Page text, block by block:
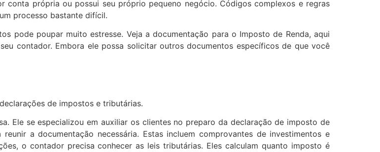
conta própria ou possui seu próprio pequeno negócio. Códigos complexos e regras
processo bastante difícil.
pode poupar muito estresse. Veja a documentação para o Imposto de Renda, aqui
contador. Embora ele possa solicitar outros documentos específicos de que você
de impostos e tributárias.
Ele se especializou em auxiliar os clientes no preparo da declaração de imposto de
a documentação necessária. Estas incluem comprovantes de investimentos e
o contador precisa conhecer as leis tributárias. Eles calculam quanto imposto é